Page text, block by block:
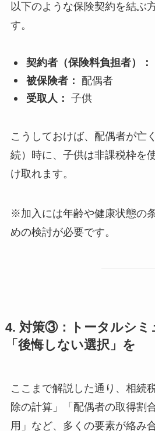
以下のような保険契約を結ぶ
す。
契約者（保険料負担者）：
被保険者： 配偶者
受取人： 子供
こうしておけば、配偶者が亡
続）時に、子供は非課税枠を
け取れます。
※加入には年齢や健康状態の
めの検討が必要です。
4. 対策③：トータルシミ
「後悔しない選択」を
ここまで解説した通り、相続
除の計算」「配偶者の取得割
用」など、多くの要素が絡み